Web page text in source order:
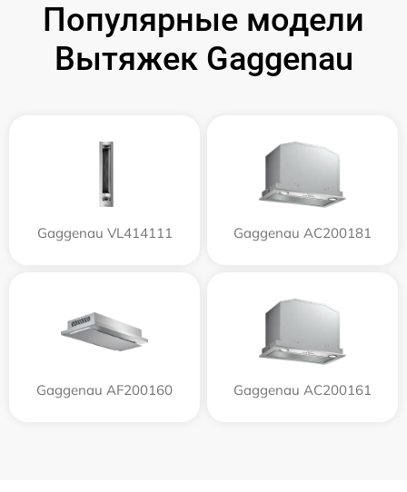
Популярные модели
Вытяжек Gaggenau
Gaggenau VL414111 Gaggenau AC200181
Gaggenau AF200160 Gaggenau AC200161